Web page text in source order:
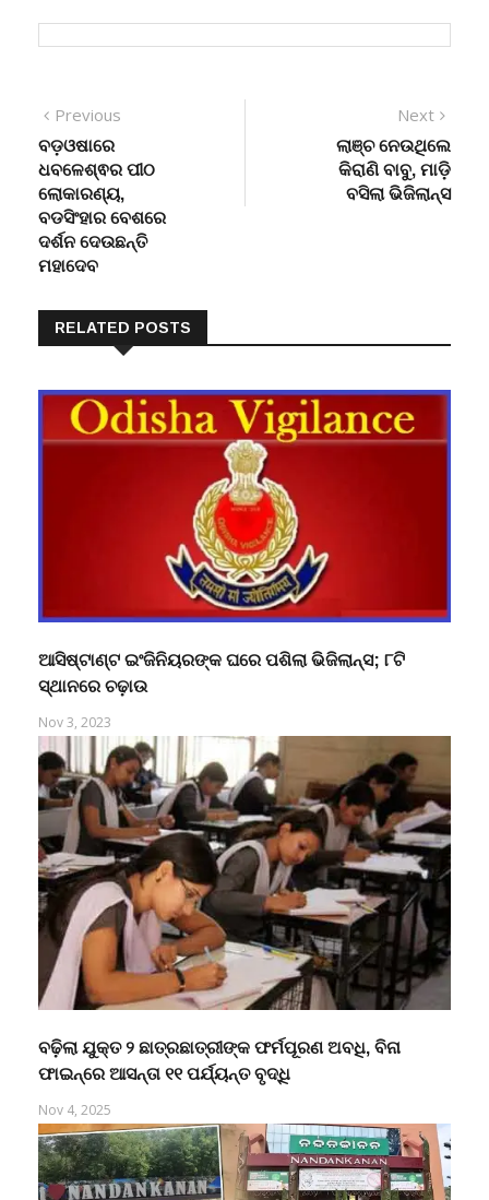
Post
navigation
Previous
ବଡ଼ଓଷାରେ
ଧବଳେଶ୍ଵର ପୀଠ
ଲୋକାରଣ୍ୟ,
ବଡସିଂହାର ବେଶରେ
ଦର୍ଶନ ଦେଉଛନ୍ତି
ମହାଦେବ
Next
post:
ଲାଞ୍ଚ ନେଉଥିଲେ
କିରାଣି ବାବୁ, ମାଡ଼ି
ବସିଲା ଭିଜିଲାନ୍ସ
RELATED POSTS
ଆସିଷ୍ଟାଣ୍ଟ ଇଂଜିନିୟରଙ୍କ ଘରେ ପଶିଲା ଭିଜିଲାନ୍ସ; ୮ଟି
ସ୍ଥାନରେ ଚଢ଼ାଉ
Nov 3, 2023
ବଢ଼ିଲା ଯୁକ୍ତ ୨ ଛାତ୍ରଛାତ୍ରୀଙ୍କ ଫର୍ମପୂରଣ ଅବଧି, ବିନା
ଫାଇନ୍‌ରେ ଆସନ୍ତା ୧୧ ପର୍ଯ୍ୟନ୍ତ ବୃଦ୍ଧି
Nov 4, 2025